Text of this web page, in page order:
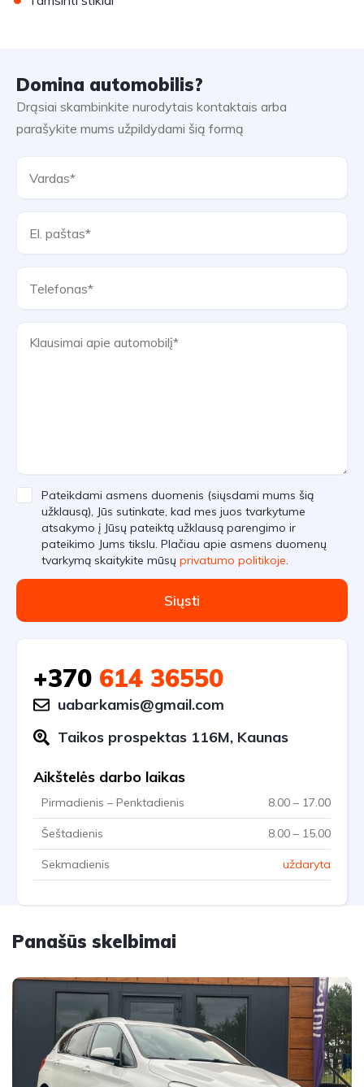
Domina automobilis?
Drąsiai skambinkite nurodytais kontaktais arba
parašykite mums užpildydami šią formą
Pateikdami asmens duomenis (siųsdami mums šią
užklausą), Jūs sutinkate, kad mes juos tvarkytume
atsakymo į Jūsų pateiktą užklausą parengimo ir
pateikimo Jums tikslu. Plačiau apie asmens duomenų
tvarkymą skaitykite mūsų privatumo politikoje.
Siųsti
+370 614 36550
uabarkamis@gmail.com
Taikos prospektas 116M, Kaunas
Aikštelės darbo laikas
Pirmadienis – Penktadienis 8.00 – 17.00
Šeštadienis 8.00 – 15.00
Sekmadienis uždaryta
Panašūs skelbimai